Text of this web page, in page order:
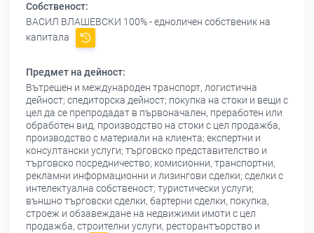
Собственост:
ВАСИЛ ВЛАШЕВСКИ 100% - едноличен собственик на
капитала
Предмет на дейност:
Вътрешен и международен транспорт, логистична
дейност; спедиторска дейност; покупка на стоки и вещи с
цел да се препродадат в първоначален, преработен или
обработен вид, производство на стоки с цел продажба,
производство с материали на клиента; експертни и
консултански услуги; търговско представителство и
търговско посредничество; комисионни, транспортни,
рекламни информационни и лизингови сделки; сделки с
интелектуална собственост; туристически услуги;
външно търговски сделки, бартерни сделки, покупка,
строеж и обзавеждане на недвижими имоти с цел
продажба, строителни услуги, ресторантъорство и